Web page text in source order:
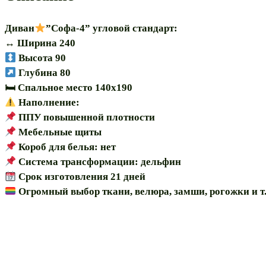
Диван
”Софа-4” угловой стандарт:
↔️ Ширина 240
Высота 90
Глубина 80
🛏 Спальное место 140х190
Наполнение:
ППУ повышенной плотности
Мебельные щиты
Короб для белья: нет
Система трансформации: дельфин
Срок изготовления 21 дней
Огромный выбор ткани, велюра, замши, рогожки и